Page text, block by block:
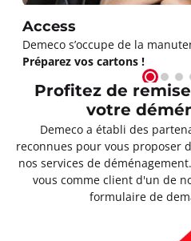
Access
Demeco s’occupe de la
Préparez vos cartons !
Profitez de
votre
Demeco a établi des
reconnues pour vous proposer
nos services de
vous comme client d'un de
formulaire de